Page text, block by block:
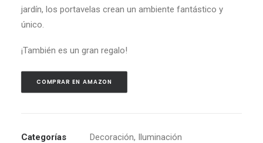
jardín, los portavelas crean un ambiente fantástico y
único.
¡También es un gran regalo!
COMPRAR EN AMAZON
Categorías Decoración, Iluminación